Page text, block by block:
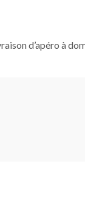
d’apéro à